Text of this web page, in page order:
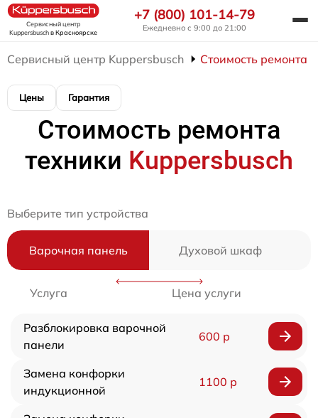
Сервисный центр
Kuppersbuschв Красноярске
+7 (800) 101-14-79
Ежедневно с 9:00 до 21:00
Сервисный центр Kuppersbusch Стоимость ремонта
Цены Гарантия
Стоимость ремонта
техники Kuppersbusch
Выберите тип устройства
Варочная панель Духовой шкаф
Услуга Цена услуги
Разблокировка варочной
панели
600 р
Замена конфорки
индукционной
1100 р